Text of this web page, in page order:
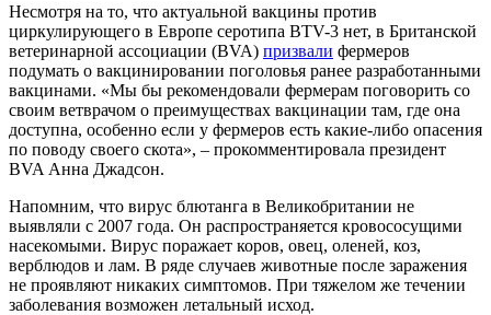
Несмотря на то, что актуальной вакцины против
циркулирующего в Европе серотипа BTV-3 нет, в Британской
ветеринарной ассоциации (BVA) призвали фермеров
подумать о вакцинировании поголовья ранее разработанными
вакцинами. «Мы бы рекомендовали фермерам поговорить со
своим ветврачом о преимуществах вакцинации там, где она
доступна, особенно если у фермеров есть какие-либо опасения
по поводу своего скота», – прокомментировала президент
BVA Анна Джадсон.
Напомним, что вирус блютанга в Великобритании не
выявляли с 2007 года. Он распространяется кровососущими
насекомыми. Вирус поражает коров, овец, оленей, коз,
верблюдов и лам. В ряде случаев животные после заражения
не проявляют никаких симптомов. При тяжелом же течении
заболевания возможен летальный исход.